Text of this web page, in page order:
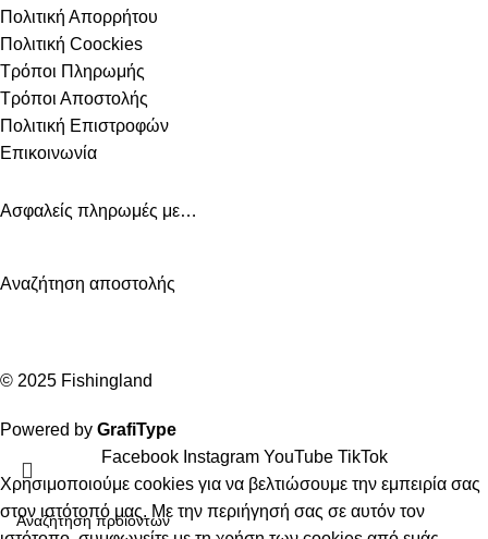
Πολιτική Απορρήτου
Πολιτική Coockies
Τρόποι Πληρωμής
Τρόποι Αποστολής
Πολιτική Επιστροφών
Επικοινωνία
Ασφαλείς πληρωμές με…
Αναζήτηση αποστολής
© 2025 Fishingland
Powered by GrafiType
Facebook Instagram YouTube TikTok
Χρησιμοποιούμε cookies για να βελτιώσουμε την εμπειρία σας
στον ιστότοπό μας. Με την περιήγησή σας σε αυτόν τον